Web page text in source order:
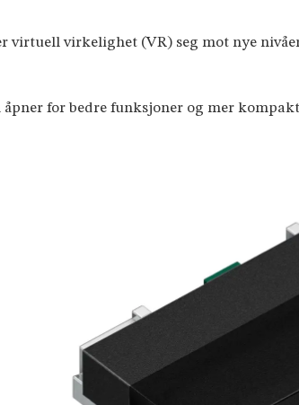
virkelighet (VR) seg mot nye
for bedre funksjoner og mer